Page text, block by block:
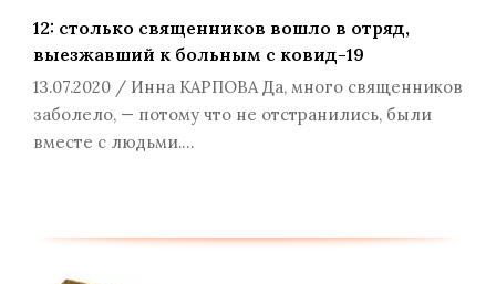
12: столько священников вошло в отряд,
выезжавший к больным с ковид-19
13.07.2020 / Инна КАРПОВА Да, много священников
заболело, — потому что не отстранились, были
вместе с людьми.…